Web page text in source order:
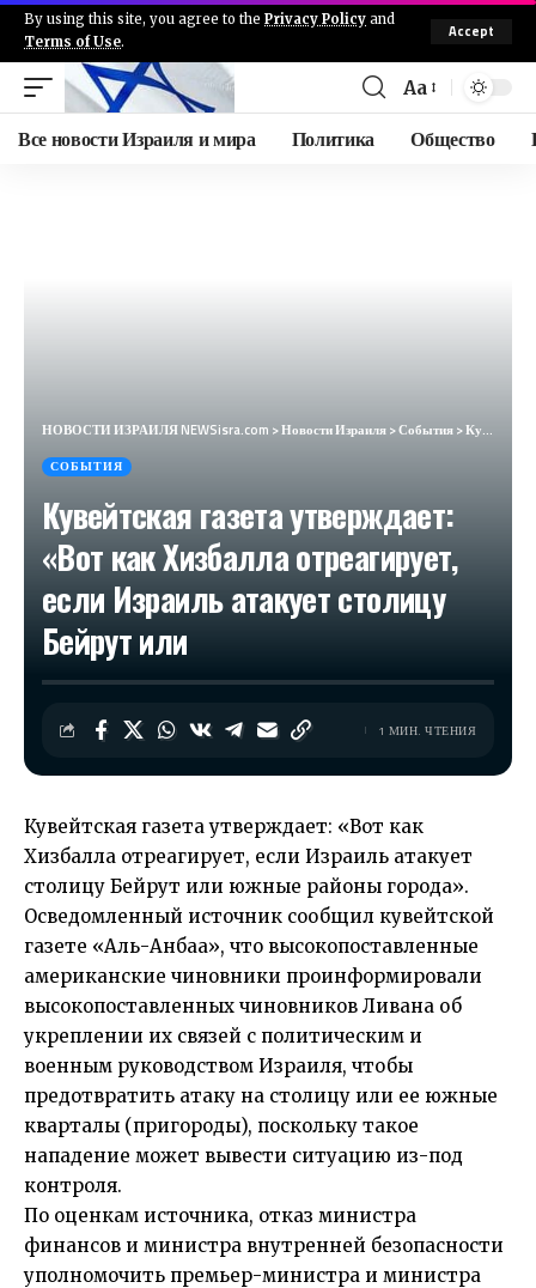
By using this site, you agree to the Privacy Policy and
Terms of Use.
Accept
Aa
Все новости Израиля и мира Политика Общество
НОВОСТИ ИЗРАИЛЯ NEWSisra.com >Новости Израиля>События>Кувейтская газета утверждает: «Вот как Хизбалла отреагирует, если Израиль атакует столицу Бейрут или
СОБЫТИЯ
Кувейтская газета утверждает:
«Вот как Хизбалла отреагирует,
если Израиль атакует столицу
Бейрут или
1 МИН. ЧТЕНИЯ
Кувейтская газета утверждает: «Вот как
Хизбалла отреагирует, если Израиль атакует
столицу Бейрут или южные районы города».
Осведомленный источник сообщил кувейтской
газете «Аль-Анбаа», что высокопоставленные
американские чиновники проинформировали
высокопоставленных чиновников Ливана об
укреплении их связей с политическим и
военным руководством Израиля, чтобы
предотвратить атаку на столицу или ее южные
кварталы (пригороды), поскольку такое
нападение может вывести ситуацию из-под
контроля.
По оценкам источника, отказ министра
финансов и министра внутренней безопасности
уполномочить премьер-министра и министра